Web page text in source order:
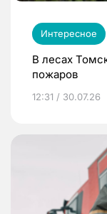
Интересное
В лесах
пожаров
12:31 / 30.07.26